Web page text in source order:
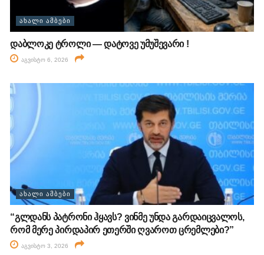
ᲐᲮᲐᲚᲘ ᲐᲛᲑᲔᲑᲘ
დაბლოკე ტროლი — დატოვე უმუშევარი !
აგვისტო 6, 2026
ᲐᲮᲐᲚᲘ ᲐᲛᲑᲔᲑᲘ
“გლდანს პატრონი ჰყავს? ვინმე უნდა გარდაიცვალოს,
რომ მერე პირდაპირ ეთერში ღვაროთ ცრემლები?”
აგვისტო 3, 2026